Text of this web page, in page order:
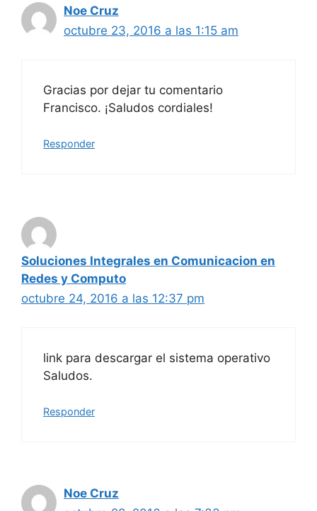
Noe Cruz
octubre 23, 2016 a las 1:15 am
Gracias por dejar tu comentario
Francisco. ¡Saludos cordiales!
Responder
Soluciones Integrales en Comunicacion en
Redes y Computo
octubre 24, 2016 a las 12:37 pm
link para descargar el sistema operativo
Saludos.
Responder
Noe Cruz